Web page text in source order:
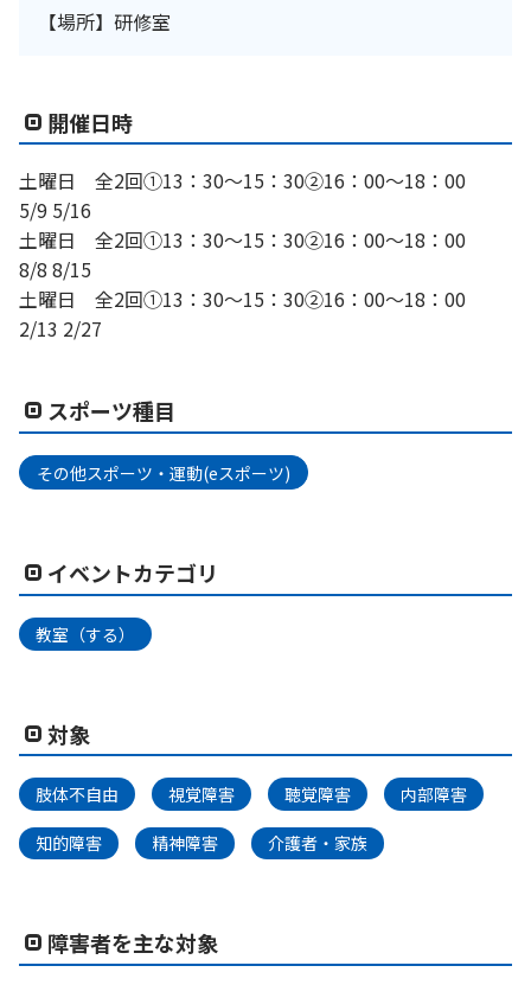
【場所】研修室
開催日時
土曜日 全2回①13：30～15：30②16：00～18：00
5/9 5/16
土曜日 全2回①13：30～15：30②16：00～18：00
8/8 8/15
土曜日 全2回①13：30～15：30②16：00～18：00
2/13 2/27
スポーツ種目
その他スポーツ・運動(eスポーツ)
イベントカテゴリ
教室（する）
対象
肢体不自由 視覚障害 聴覚障害 内部障害
知的障害 精神障害 介護者・家族
障害者を主な対象